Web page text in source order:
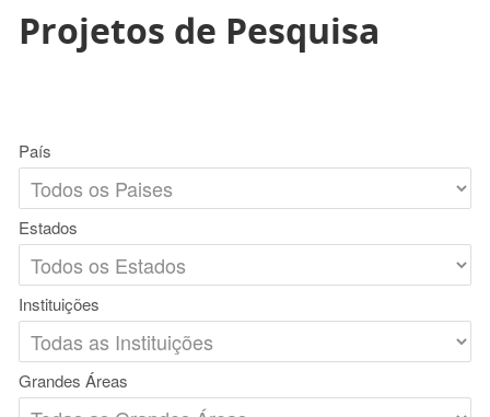
Projetos de Pesquisa
País
Estados
Instituições
Grandes Áreas